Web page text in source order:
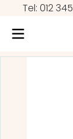
Tel: 012